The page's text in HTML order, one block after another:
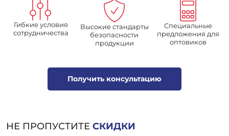
Гибкие условия
сотрудничества
Высокие стандарты
безопасности
продукции
Специальные
предложения для
оптовиков
Получить консультацию
НЕ ПРОПУСТИТЕ СКИДКИ